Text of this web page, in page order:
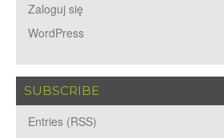
Zaloguj się
WordPress
SUBSCRIBE
Entries (RSS)